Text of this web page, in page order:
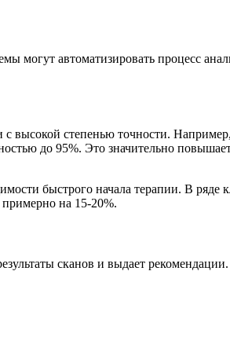
могут автоматизировать процесс
высокой степенью точности.
до 95%. Это значительно
быстрого начала терапии. В ряде
на 15-20%.
сканов и выдает